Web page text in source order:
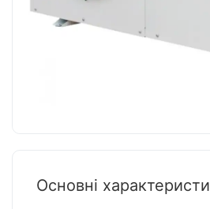
Основні